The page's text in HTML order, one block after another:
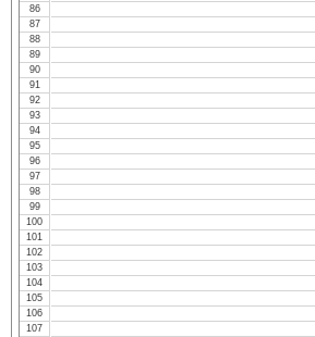
86
87
88
89
90
91
92
93
94
95
96
97
98
99
100
101
102
103
104
105
106
107